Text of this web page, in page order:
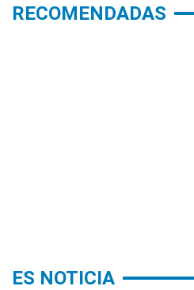
RECOMENDADAS
ES NOTICIA